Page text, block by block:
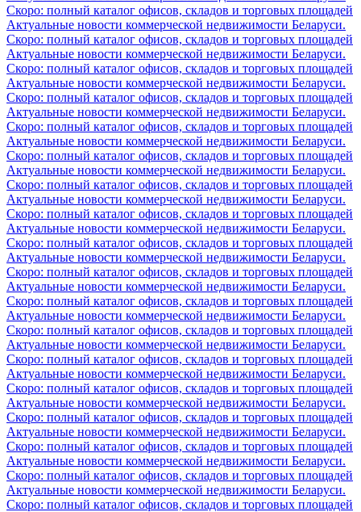
Скоро: полный каталог офисов, складов и торговых площадей
Актуальные новости коммерческой недвижимости Беларуси.
Скоро: полный каталог офисов, складов и торговых площадей
Актуальные новости коммерческой недвижимости Беларуси.
Скоро: полный каталог офисов, складов и торговых площадей
Актуальные новости коммерческой недвижимости Беларуси.
Скоро: полный каталог офисов, складов и торговых площадей
Актуальные новости коммерческой недвижимости Беларуси.
Скоро: полный каталог офисов, складов и торговых площадей
Актуальные новости коммерческой недвижимости Беларуси.
Скоро: полный каталог офисов, складов и торговых площадей
Актуальные новости коммерческой недвижимости Беларуси.
Скоро: полный каталог офисов, складов и торговых площадей
Актуальные новости коммерческой недвижимости Беларуси.
Скоро: полный каталог офисов, складов и торговых площадей
Актуальные новости коммерческой недвижимости Беларуси.
Скоро: полный каталог офисов, складов и торговых площадей
Актуальные новости коммерческой недвижимости Беларуси.
Скоро: полный каталог офисов, складов и торговых площадей
Актуальные новости коммерческой недвижимости Беларуси.
Скоро: полный каталог офисов, складов и торговых площадей
Актуальные новости коммерческой недвижимости Беларуси.
Скоро: полный каталог офисов, складов и торговых площадей
Актуальные новости коммерческой недвижимости Беларуси.
Скоро: полный каталог офисов, складов и торговых площадей
Актуальные новости коммерческой недвижимости Беларуси.
Скоро: полный каталог офисов, складов и торговых площадей
Актуальные новости коммерческой недвижимости Беларуси.
Скоро: полный каталог офисов, складов и торговых площадей
Актуальные новости коммерческой недвижимости Беларуси.
Скоро: полный каталог офисов, складов и торговых площадей
Актуальные новости коммерческой недвижимости Беларуси.
Скоро: полный каталог офисов, складов и торговых площадей
Актуальные новости коммерческой недвижимости Беларуси.
Скоро: полный каталог офисов, складов и торговых площадей